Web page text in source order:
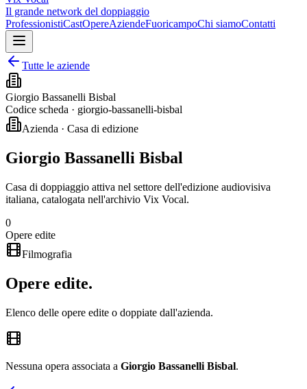
Il grande network del doppiaggio
ProfessionistiCastOpereAziendeFuoricampoChi siamoContatti
Tutte le aziende
Giorgio Bassanelli Bisbal
Codice scheda · giorgio-bassanelli-bisbal
Azienda · Casa di edizione
Giorgio Bassanelli Bisbal
Casa di doppiaggio attiva nel settore dell'edizione audiovisiva
italiana, catalogata nell'archivio Vix Vocal.
0
Opere edite
Filmografia
Opere edite.
Elenco delle opere edite o doppiate dall'azienda.
Nessuna opera associata a Giorgio Bassanelli Bisbal.